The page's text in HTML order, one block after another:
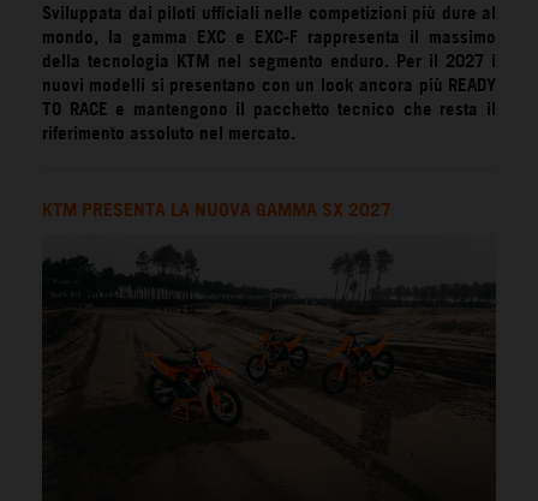
Sviluppata dai piloti ufficiali nelle competizioni più dure al
mondo, la gamma EXC e EXC-F rappresenta il massimo
della tecnologia KTM nel segmento enduro. Per il 2027 i
nuovi modelli si presentano con un look ancora più READY
TO RACE e mantengono il pacchetto tecnico che resta il
riferimento assoluto nel mercato.
KTM PRESENTA LA NUOVA GAMMA SX 2027